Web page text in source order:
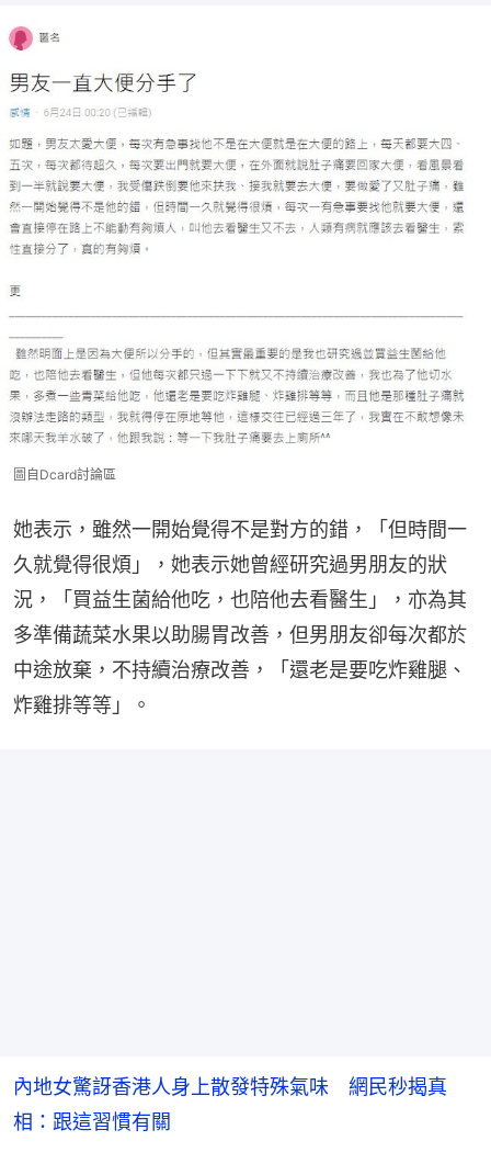
圖自Dcard討論區
她表示，雖然一開始覺得不是對方的錯，「但時間一
久就覺得很煩」，她表示她曾經研究過男朋友的狀
況，「買益生菌給他吃，也陪他去看醫生」，亦為其
多準備蔬菜水果以助腸胃改善，但男朋友卻每次都於
中途放棄，不持續治療改善，「還老是要吃炸雞腿、
炸雞排等等」。
內地女驚訝香港人身上散發特殊氣味 網民秒揭真
相：跟這習慣有關